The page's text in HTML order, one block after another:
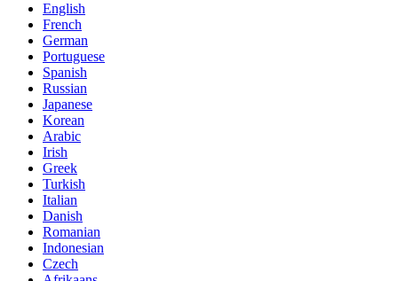
English
French
German
Portuguese
Spanish
Russian
Japanese
Korean
Arabic
Irish
Greek
Turkish
Italian
Danish
Romanian
Indonesian
Czech